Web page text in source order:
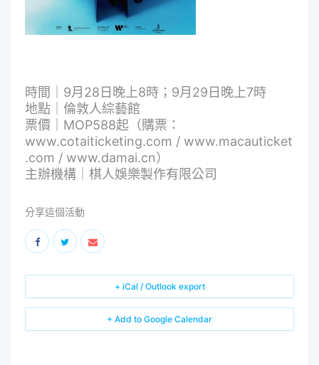
時間｜9月28日晚上8時；9月29日晚上7時
地點｜倫敦人綜藝館
票價｜MOP588起（購票：
www.cotaiticketing.com / www.macauticket
.com / www.damai.cn）
主辦機構｜棋人娛樂製作有限公司
分享這個活動
+ Add to Google Calendar
+ iCal / Outlook export